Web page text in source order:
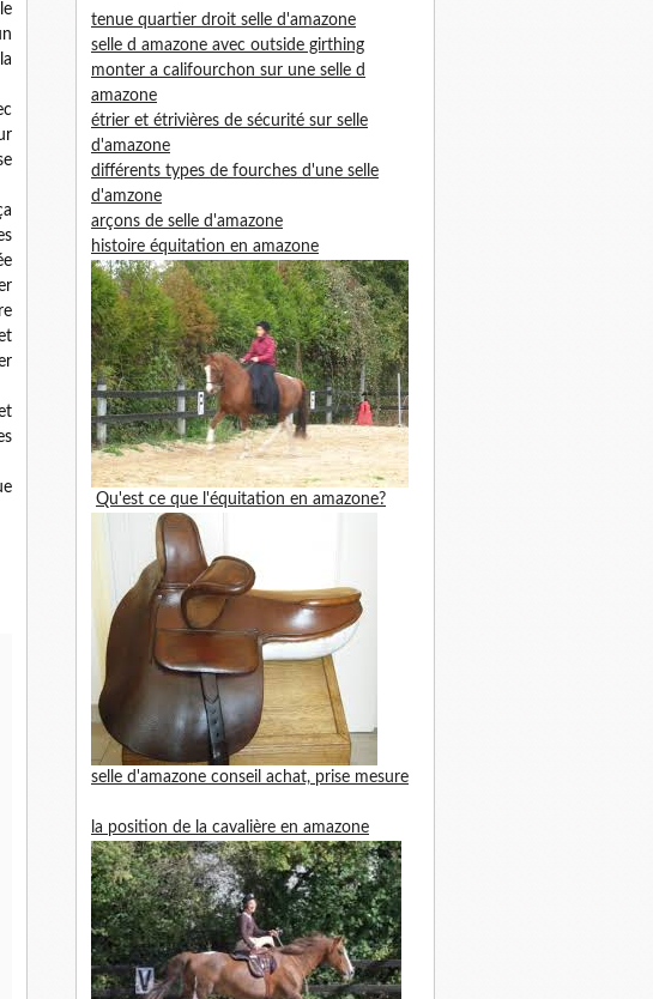
tenue quartier droit selle d'amazone
selle d amazone avec outside girthing
monter a califourchon sur une selle d
amazone
étrier et étrivières de sécurité sur selle
d'amazone
différents types de fourches d'une selle
d'amzone
arçons de selle d'amazone
histoire équitation en amazone
Qu'est ce que l'équitation en amazone?
selle d'amazone conseil achat, prise mesure
la position de la cavalière en amazone